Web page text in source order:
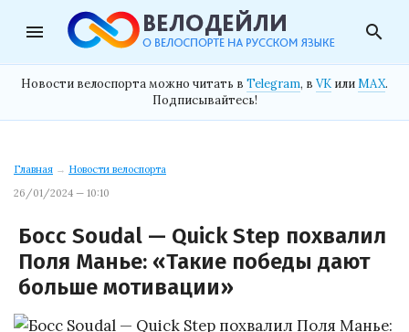
menu search
Новости велоспорта можно читать в Telegram, в VK илиMAX.
Подписывайтесь!
Главная → Новости велоспорта
26/01/2024 — 10:10
Босс Soudal — Quick Step похвалил
Поля Манье: «Такие победы дают
больше мотивации»